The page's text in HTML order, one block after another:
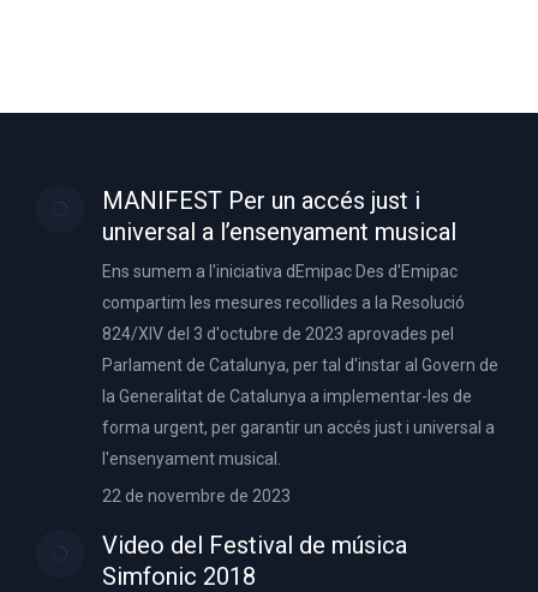
MANIFEST Per un accés just i
universal a l’ensenyament musical
Ens sumem a l'iniciativa dEmipac Des d'Emipac
compartim les mesures recollides a la Resolució
824/XIV del 3 d'octubre de 2023 aprovades pel
Parlament de Catalunya, per tal d'instar al Govern de
la Generalitat de Catalunya a implementar-les de
forma urgent, per garantir un accés just i universal a
l'ensenyament musical.
22 de novembre de 2023
Video del Festival de música
Simfonic 2018